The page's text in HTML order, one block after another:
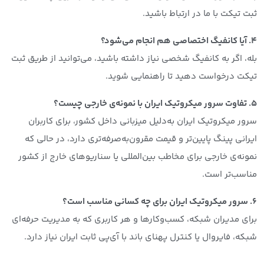
ثبت تیکت با ما در ارتباط باشید.
۴. آیا کانفیگ اختصاصی هم انجام می‌شود؟
بله، اگر به کانفیگ شخصی نیاز داشته باشید، می‌توانید از طریق ثبت
تیکت درخواست دهید تا راهنمایی شوید.
۵. تفاوت سرور میکروتیک ایران با نمونه‌ی خارجی چیست؟
سرور میکروتیک ایران به‌دلیل میزبانی داخل کشور، برای کاربران
ایرانی پینگ پایین‌تر و قیمت مقرون‌به‌صرفه‌تری دارد، در حالی که
نمونه‌ی خارجی برای مخاطب بین‌المللی یا سناریوهای خارج از کشور
مناسب‌تر است.
۶. سرور میکروتیک ایران برای چه کسانی مناسب است؟
برای مدیران شبکه، کسب‌وکارها و هر کاربری که به مدیریت حرفه‌ای
شبکه، فایروال یا کنترل پهنای باند با آی‌پی ثابت ایران نیاز دارد.